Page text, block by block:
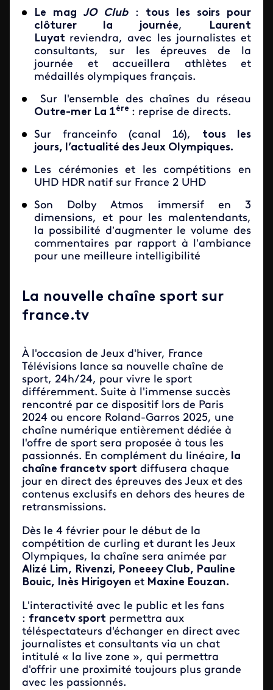
Le mag JO Club: tous les soirs pour
clôturer la journée,
Laurent
Luyat reviendra, avec les journalistes et
consultants, sur les épreuves de la
journée et accueillera athlètes et
médaillés olympiques français.
Sur l'ensemble des chaînes du réseau
Outre-mer La 1ère : reprise de directs.
Sur franceinfo (canal 16), tous les
jours, l’actualité des Jeux Olympiques.
Les cérémonies et les compétitions en
UHD HDR natif sur France 2 UHD
Son Dolby Atmos immersif en 3
dimensions, et pour les malentendants,
la possibilité d’augmenter le volume des
commentaires par rapport à l’ambiance
pour une meilleure intelligibilité
La nouvelle chaîne sport sur
france.tv
À l'occasion de Jeux d'hiver, France
Télévisions lance sa nouvelle chaîne de
sport, 24h/24, pour vivre le sport
différemment. Suite à l'immense succès
rencontré par ce dispositif lors de Paris
2024 ou encore Roland-Garros 2025, une
chaîne numérique entièrement dédiée à
l'offre de sport sera proposée à tous les
passionnés. En complément du linéaire, la
chaîne francetv sport diffusera chaque
jour en direct des épreuves des Jeux et des
contenus exclusifs en dehors des heures de
retransmissions.
Dès le 4 février pour le début de la
compétition de curling et durant les Jeux
Olympiques, la chaîne sera animée par
Alizé Lim, Rivenzi, Poneeey Club, Pauline
Bouic, Inès Hirigoyen et Maxine Eouzan.
L'interactivité avec le public et les fans
: francetv sport permettra aux
téléspectateurs d'échanger en direct avec
journalistes et consultants via un chat
intitulé « la live zone », qui permettra
d'offrir une proximité toujours plus grande
avec les passionnés.